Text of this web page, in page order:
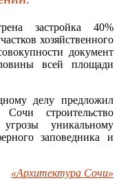
застройка 40%
хозяйственного
документ
всей площади
делу предложил
строительство
уникальному
заповедника и
«Архитектура Сочи»